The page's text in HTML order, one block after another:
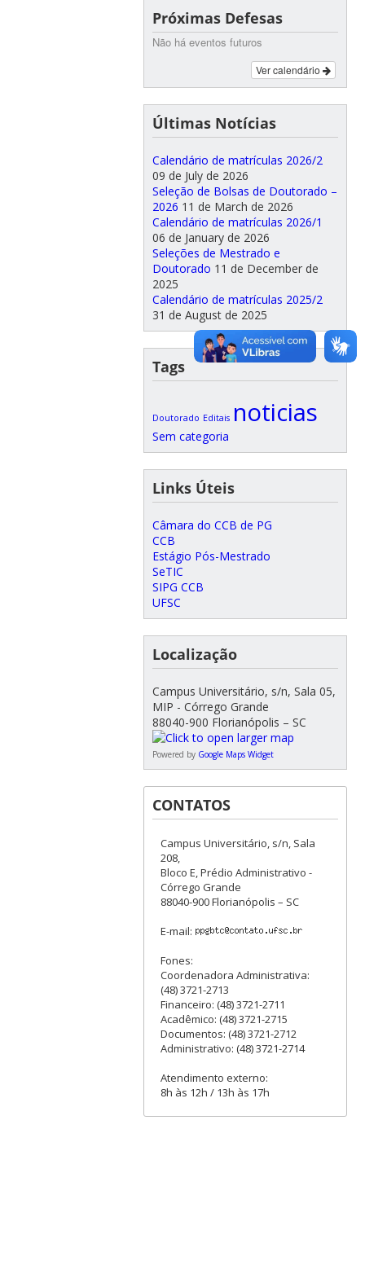
Próximas Defesas
Não há eventos futuros
Ver calendário
Últimas Notícias
Calendário de matrículas 2026/2
09 de July de 2026
Seleção de Bolsas de Doutorado –
2026 11 de March de 2026
Calendário de matrículas 2026/1
06 de January de 2026
Seleções de Mestrado e
Doutorado 11 de December de
2025
Calendário de matrículas 2025/2
31 de August de 2025
Tags
Doutorado Editais noticias
Sem categoria
Links Úteis
Câmara do CCB de PG
CCB
Estágio Pós-Mestrado
SeTIC
SIPG CCB
UFSC
Localização
Campus Universitário, s/n, Sala 05,
MIP - Córrego Grande
88040-900 Florianópolis – SC
Powered by Google Maps Widget
CONTATOS
Campus Universitário, s/n, Sala
208,
Bloco E, Prédio Administrativo -
Córrego Grande
88040-900 Florianópolis – SC
E-mail:
Fones:
Coordenadora Administrativa:
(48) 3721-2713
Financeiro: (48) 3721-2711
Acadêmico: (48) 3721-2715
Documentos: (48) 3721-2712
Administrativo: (48) 3721-2714
Atendimento externo:
8h às 12h / 13h às 17h